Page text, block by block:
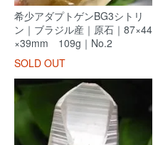
希少アダプトゲンBG3シトリ
ン｜ブラジル産｜原石｜87×44
×39mm 109g｜No.2
SOLD OUT